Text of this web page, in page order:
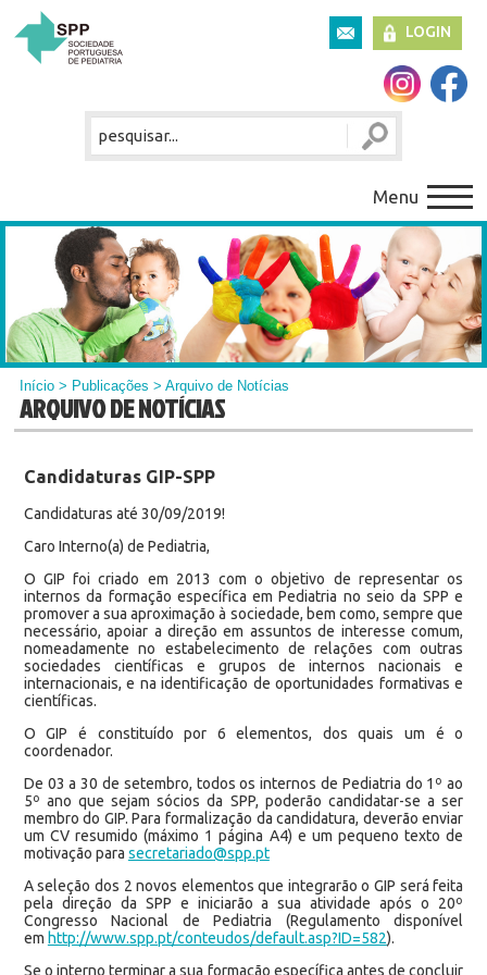
LOGIN
Menu
Início > Publicações > Arquivo de Notícias
ARQUIVO DE NOTÍCIAS
Candidaturas GIP-SPP
Candidaturas até 30/09/2019!
Caro Interno(a) de Pediatria,
O GIP foi criado em 2013 com o objetivo de representar os
internos da formação específica em Pediatria no seio da SPP e
promover a sua aproximação à sociedade, bem como, sempre que
necessário, apoiar a direção em assuntos de interesse comum,
nomeadamente no estabelecimento de relações com outras
sociedades científicas e grupos de internos nacionais e
internacionais, e na identificação de oportunidades formativas e
científicas.
O GIP é constituído por 6 elementos, dos quais um é o
coordenador.
De 03 a 30 de setembro, todos os internos de Pediatria do 1º ao
5º ano que sejam sócios da SPP, poderão candidatar-se a ser
membro do GIP. Para formalização da candidatura, deverão enviar
um CV resumido (máximo 1 página A4) e um pequeno texto de
motivação para secretariado@spp.pt
A seleção dos 2 novos elementos que integrarão o GIP será feita
pela direção da SPP e iniciarão a sua atividade após o 20º
Congresso Nacional de Pediatria (Regulamento disponível
em http://www.spp.pt/conteudos/default.asp?ID=582).
Se o interno terminar a sua formação específica antes de concluir